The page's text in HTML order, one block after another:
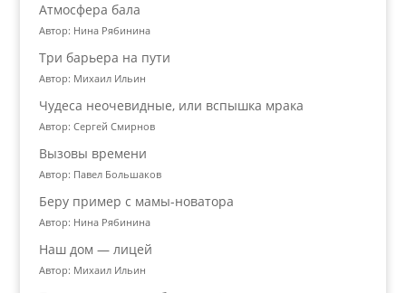
Атмосфера бала
Автор: Нина Рябинина
Три барьера на пути
Автор: Михаил Ильин
Чудеса неочевидные, или вспышка мрака
Автор: Сергей Смирнов
Вызовы времени
Автор: Павел Большаков
Беру пример с мамы-новатора
Автор: Нина Рябинина
Наш дом — лицей
Автор: Михаил Ильин